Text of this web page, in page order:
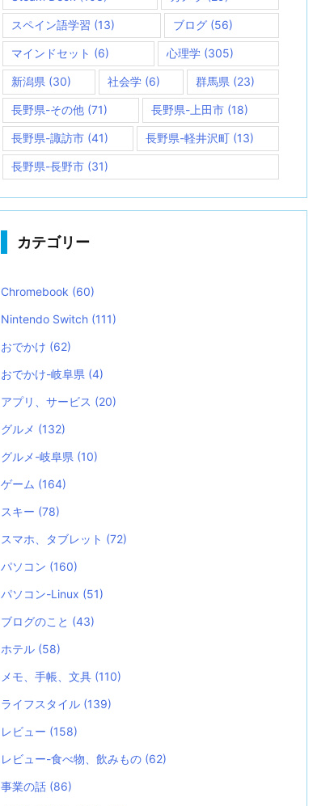
スペイン語学習 (13) ブログ (56)
マインドセット (6) 心理学 (305)
新潟県 (30) 社会学(6) 群馬県 (23)
長野県-その他 (71) 長野県-上田市(18)
長野県-諏訪市 (41) 長野県-軽井沢町 (13)
長野県-長野市 (31)
カテゴリー
Chromebook (60)
Nintendo Switch (111)
おでかけ (62)
おでかけ-岐阜県 (4)
アプリ、サービス (20)
グルメ (132)
グルメ-岐阜県 (10)
ゲーム (164)
スキー (78)
スマホ、タブレット (72)
パソコン (160)
パソコン-Linux (51)
ブログのこと (43)
ホテル (58)
メモ、手帳、文具 (110)
ライフスタイル (139)
レビュー (158)
レビュー-食べ物、飲みもの (62)
事業の話 (86)